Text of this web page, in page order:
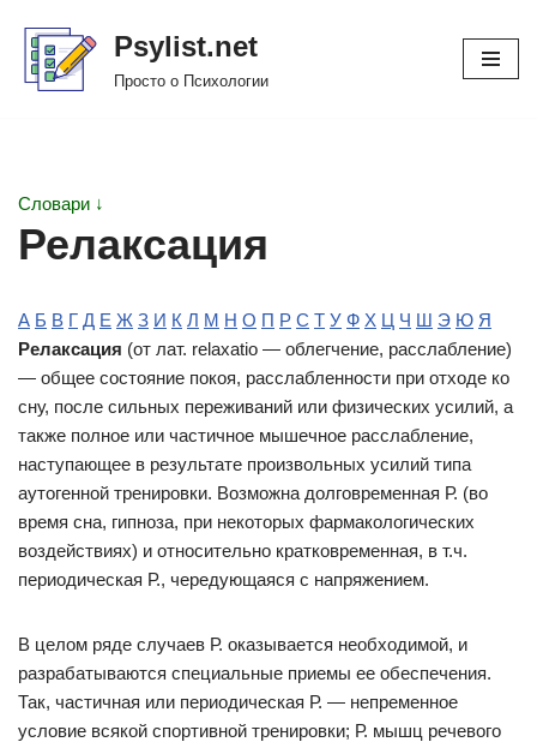
Перейти
Psylist.net
Просто о Психологии
Словари ↓
Релаксация
А Б В Г Д Е Ж З И К Л М Н О П Р С Т У Ф Х Ц Ч Ш Э Ю Я
Релаксация (от лат. relaxatio — облегчение, расслабление)
— общее состояние покоя, расслабленности при отходе ко
сну, после сильных переживаний или физических усилий, а
также полное или частичное мышечное расслабление,
наступающее в результате произвольных усилий типа
аутогенной тренировки. Возможна долговременная Р. (во
время сна, гипноза, при некоторых фармакологических
воздействиях) и относительно кратковременная, в т.ч.
периодическая Р., чередующаяся с напряжением.
В целом ряде случаев Р. оказывается необходимой, и
разрабатываются специальные приемы ее обеспечения.
Так, частичная или периодическая Р. — непременное
условие всякой спортивной тренировки; Р. мышц речевого